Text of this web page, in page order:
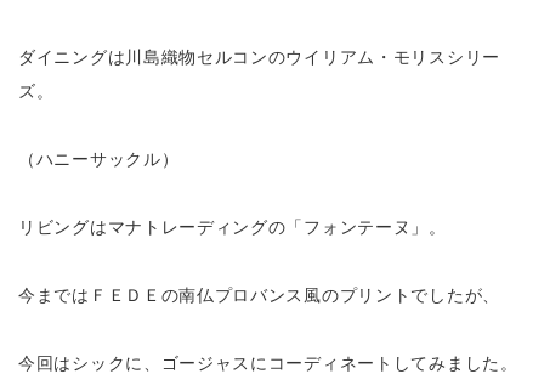
ダイニングは川島織物セルコンのウイリアム・モリスシリー
ズ。
（ハニーサックル）
リビングはマナトレーディングの「フォンテーヌ」。
今まではＦＥＤＥの南仏プロバンス風のプリントでしたが、
今回はシックに、ゴージャスにコーディネートしてみました。